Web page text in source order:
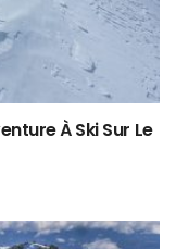
À Ski Sur Le